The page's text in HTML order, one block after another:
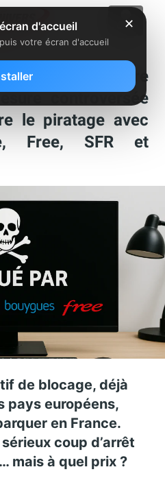
veut mettre
controversée
le piratage avec
Free, SFR et
de blocage, déjà
pays européens,
en France.
coup d’arrêt
mais à quel prix ?
✕
d'accueil
votre écran d'accueil